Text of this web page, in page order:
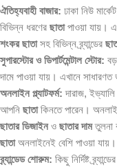
ঐতিহ্যবাহী বাজার: ঢাকা নিউ
বিভিন্ন ধরণের ছাতাপাওয়া যায়।
শংকর ছাতাসহ বিভিন্ন ব্র্যান্ডের
সুপারস্টোর ও ডিপার্টমেন্টাল স্টোর:
দামে পাওয়া যায়। এখানে সাধারণত
অনলাইন প্ল্যাটফর্ম: দারাজ,
আপনি ছাতাকিনতে পারেন।
ছাতার ডিজাইনও ছাতার দামতুলনা
ছাতাঅনলাইনেই বেশি পাওয়া যায়।
ব্র্যান্ডেড শোরুম: কিছু নির্দিষ্ট